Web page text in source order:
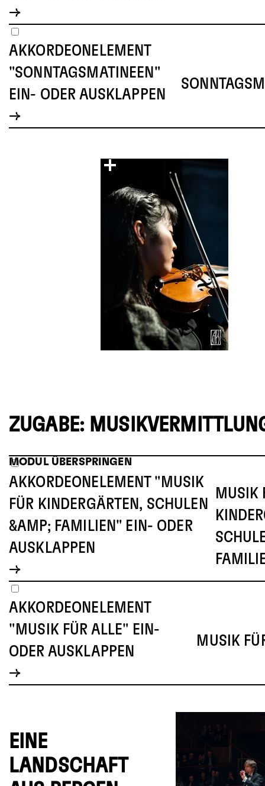
AKKORDEONELEMENT
"SONNTAGSMATINEEN"
EIN- ODER AUSKLAPPEN
ZUGABE:
MODUL ÜBERSPRINGEN
MUSIK
AKKORDEONELEMENT "MUSIK
FÜR KINDERGÄRTEN, SCHULEN
&AMP; FAMILIEN" EIN- ODER
AUSKLAPPEN
MUSIK
AKKORDEONELEMENT
"MUSIK FÜR ALLE" EIN-
ODER AUSKLAPPEN
EINE
LANDSCHAFT